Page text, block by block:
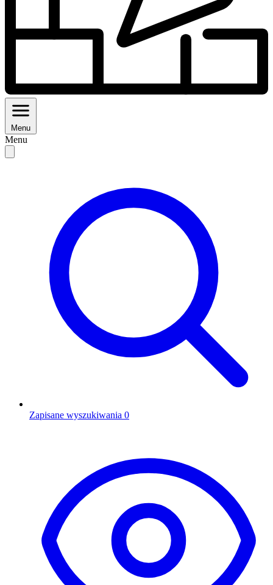
Menu
Menu
Zapisane wyszukiwania 0